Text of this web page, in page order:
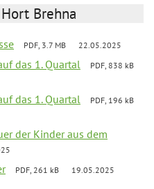
Brehna
PDF, 3.7 MB 22.05.2025
das 1. Quartal
PDF, 838 kB
das 1. Quartal
PDF, 196 kB
der Kinder aus dem
PDF, 261 kB 19.05.2025